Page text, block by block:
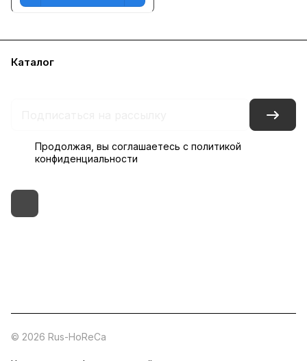
Каталог
Продолжая, вы соглашаетесь с политикой
конфиденциальности
© 2026 Rus-HoReCa